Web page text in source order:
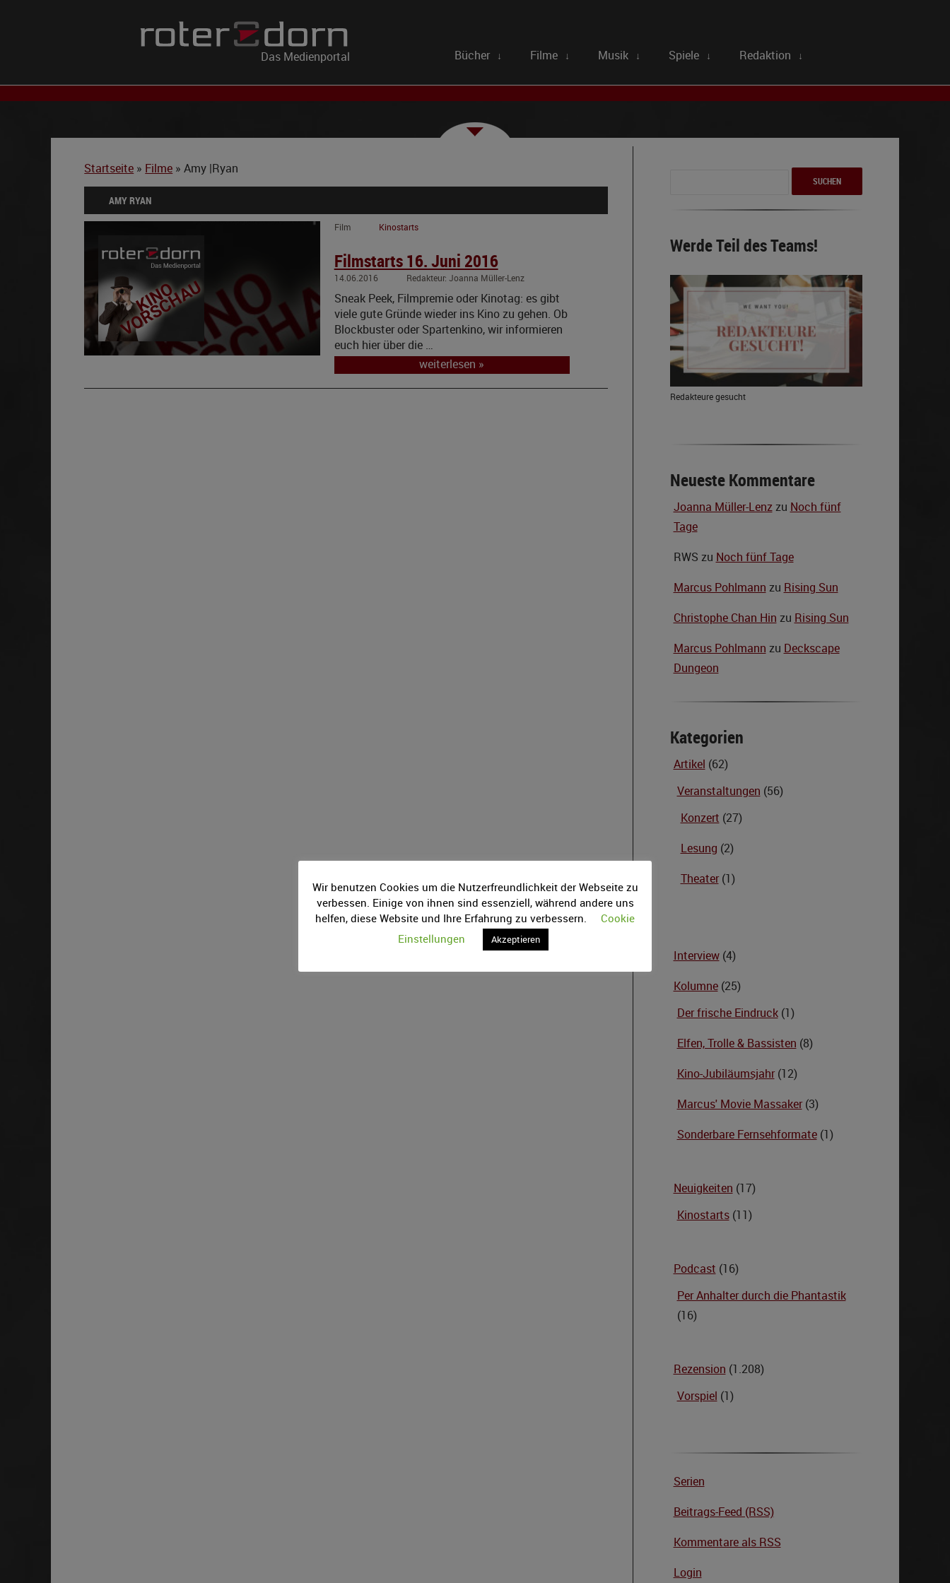
Das Medienportal Bücher ↓ Filme ↓ Musik ↓ Spiele ↓ Redaktion ↓
Startseite » Filme »Amy |Ryan
AMY RYAN
Film Kinostarts
Filmstarts 16. Juni 2016
14.06.2016 Joanna Müller-Lenz
Sneak Peek, Filmpremie oder Kinotag: es gibt
viele gute Gründe wieder ins Kino zu gehen. Ob
Blockbuster oder Spartenkino, wir informieren
euch hier über die …
weiterlesen »
Werde Teil des Teams!
Redakteure gesucht
Neueste Kommentare
Joanna Müller-Lenzzu Noch fünf
Tage
RWS zu Noch fünf Tage
Marcus Pohlmann zu Rising Sun
Christophe Chan Hin zu Rising Sun
Marcus Pohlmann zu Deckscape
Dungeon
Kategorien
Artikel (62)
Veranstaltungen (56)
Konzert (27)
Lesung (2)
Theater(1)
Interview(4)
Kolumne(25)
Der frische Eindruck(1)
Elfen, Trolle & Bassisten (8)
Kino-Jubiläumsjahr(12)
Marcus' Movie Massaker(3)
Sonderbare Fernsehformate(1)
Neuigkeiten (17)
Kinostarts(11)
Podcast (16)
Per Anhalter durch die Phantastik
(16)
Rezension (1.208)
Vorspiel (1)
Serien
Beitrags-Feed (RSS)
Kommentare als RSS
Login
Wir benutzen Cookies um die Nutzerfreundlichkeit der Webseite zu
verbessen. Einige von ihnen sind essenziell, während andere uns
helfen, diese Website und Ihre Erfahrung zu verbessern.
Cookie
Einstellungen
Akzeptieren